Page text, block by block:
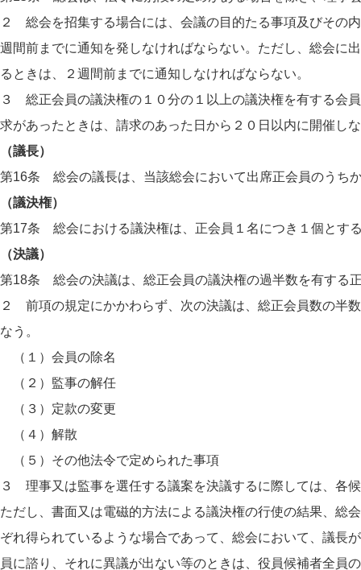
２ 総会を招集する場合には、会議の目的たる事項及びその
週間前までに通知を発しなければならない。ただし、総会に
るときは、２週間前までに通知しなければならない。
３ 総正会員の議決権の１０分の１以上の議決権を有する会
求があったときは、請求のあった日から２０日以内に開催し
（議長）
第16条 総会の議長は、当該総会において出席正会員のうち
（議決権）
第17条 総会における議決権は、正会員１名につき１個とす
（決議）
第18条 総会の決議は、総正会員の議決権の過半数を有する
２ 前項の規定にかかわらず、次の決議は、総正会員数の半
なう。
（１）会員の除名
（２）監事の解任
（３）定款の変更
（４）解散
（５）その他法令で定められた事項
３ 理事又は監事を選任する議案を決議するに際しては、各
ただし、書面又は電磁的方法による議決権の行使の結果、総
ぞれ得られているような場合であって、総会において、議長
員に諮り、それに異議が出ない等のときは、役員候補者全員